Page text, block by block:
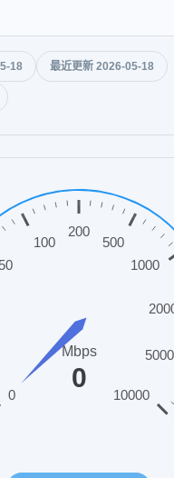
18 最近更新 2026-05-18